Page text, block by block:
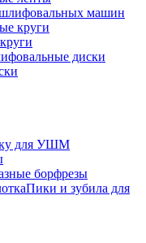
шлифовальных машин
круги
диски
для УШМ
борфрезы
Пики и зубила для